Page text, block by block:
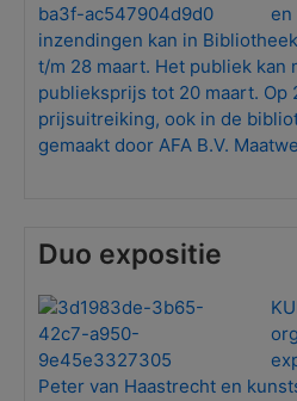
inzendingen kan in
t/m 28 maart. Het publiek kan
publieksprijs tot 20 maart. Op
prijsuitreiking, ook in de
gemaakt door AFA B.V.
Duo expositie
Peter van Haastrecht en